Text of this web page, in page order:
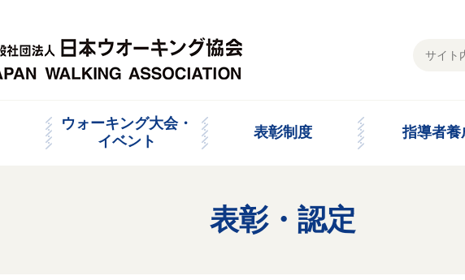
ウォーキング大会・
イベント
表彰制度 指導者養
表彰・認定